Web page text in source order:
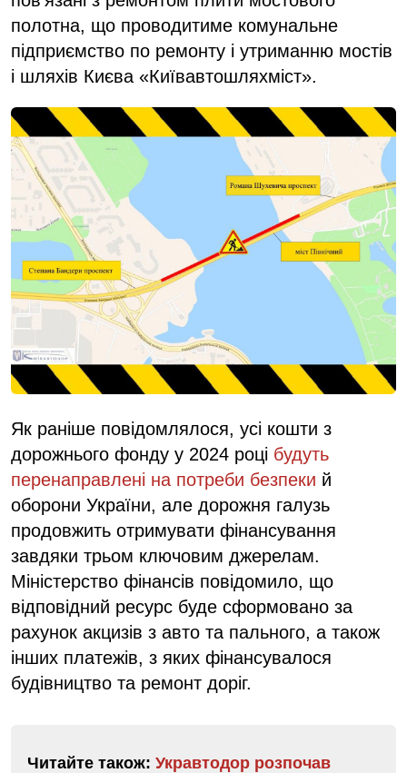
полотна, що проводитиме комунальне
підприємство по ремонту і утриманню мостів
і шляхів Києва «Київавтошляхміст».
Як раніше повідомлялося, усі кошти з
дорожнього фонду у 2024 році будуть
перенаправлені на потреби безпеки й
оборони України, але дорожня галузь
продовжить отримувати фінансування
завдяки трьом ключовим джерелам.
Міністерство фінансів повідомило, що
відповідний ресурс буде сформовано за
рахунок акцизів з авто та пального, а також
інших платежів, з яких фінансувалося
будівництво та ремонт доріг.
Читайте також: Укравтодор розпочав